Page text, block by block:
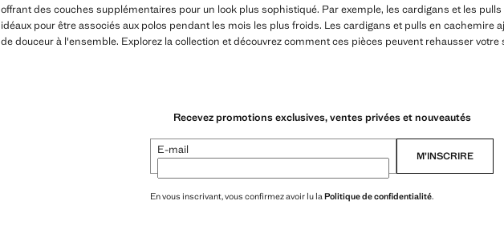
offrant des couches supplémentaires pour un look plus sophistiqué. Par exemple, les cardigans et les
idéaux pour être associés aux polos pendant les mois les plus froids. Les cardigans et pulls en cachemire
de douceur à l'ensemble. Explorez la collection et découvrez comment ces pièces peuvent rehausser votre
Recevez promotions exclusives, ventes privées et nouveautés
E-mail M’INSCRIRE
En vous inscrivant, vous confirmez avoir lu la Politique de confidentialité.